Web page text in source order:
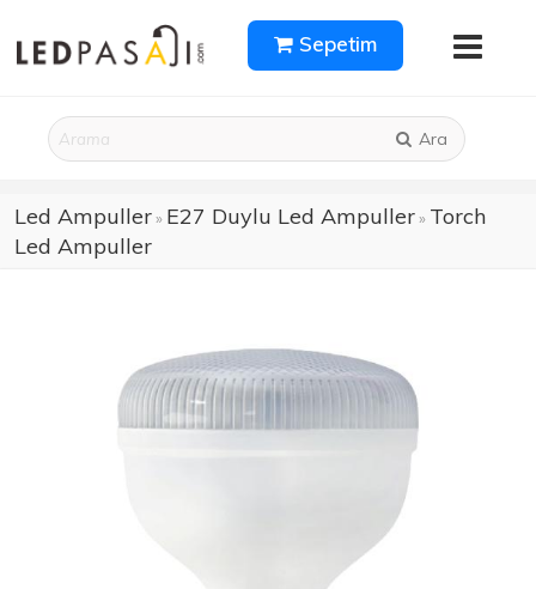
Sepetim
Ara
Led Ampuller» E27 Duylu Led Ampuller» Torch
Led Ampuller